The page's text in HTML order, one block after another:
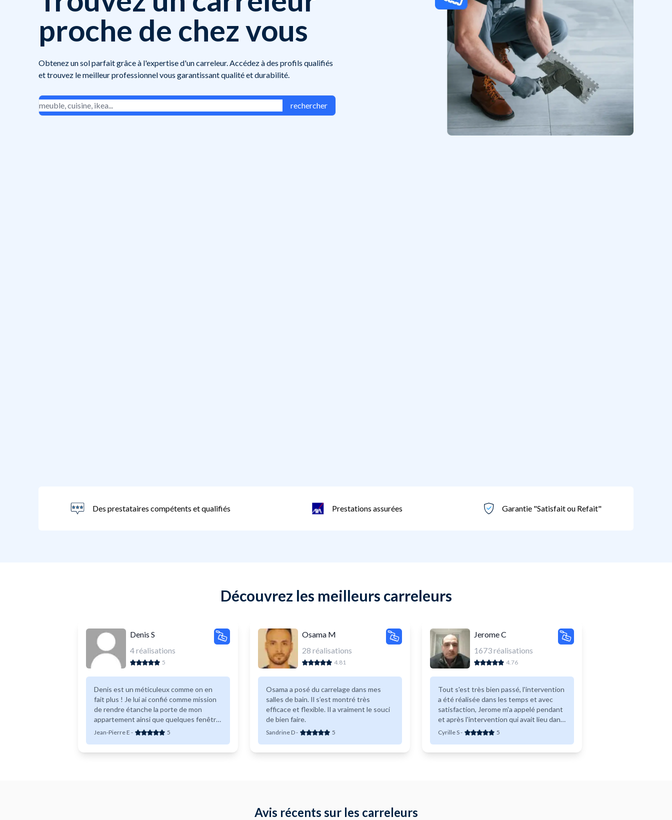
proche de chez vous
Obtenez un sol parfait grâce à l'expertise d'un carreleur. Accédez à des profils qualifiés
et trouvez le meilleur professionnel vous garantissant qualité et durabilité.
rechercher
Des prestataires compétents et qualifiés Prestations assurées Garantie "Satisfait ou Refait"
Découvrez les meilleurs carreleurs
Denis S
4réalisations
5
Denis est un méticuleux comme on en
fait plus ! Je lui ai confié comme mission
de rendre étanche la porte de mon
appartement ainsi que quelques fenêtre
afin de conserver la chaleur sans que la
Jean-Pierre E - 5
Osama M
28 réalisations
4.81
Osama a posé du carrelage dans mes
salles de bain. Il s’est montré très
efficace et flexible. Il a vraiment le souci
de bien faire.
Sandrine D- 5
Jerome C
1673réalisations
4.76
Tout s'est très bien passé, l'intervention
a été réalisée dans les temps et avec
satisfaction, Jerome m'a appelé pendant
et après l'intervention qui avait lieu dans
un logement mis en location.
Cyrille S- 5
Avis récents sur les carreleurs